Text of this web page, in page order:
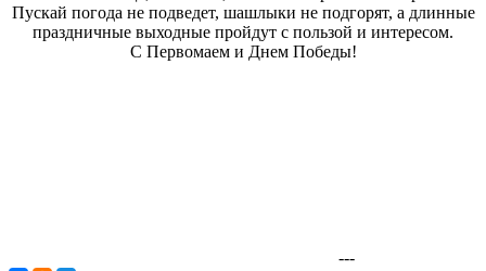
Пускай погода не подведет, шашлыки не подгорят, а длинные
праздничные выходные пройдут с пользой и интересом.
С Первомаем и Днем Победы!
---